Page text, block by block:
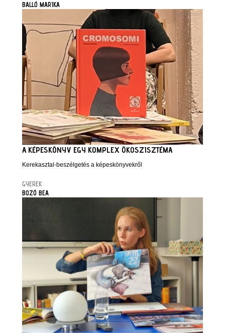
BALLÓ MARIKA
A KÉPESKÖNYV EGY KOMPLEX ÖKOSZISZTÉMA
Kerekasztal-beszélgetés a képeskönyvekről
GYEREK
BOZÓ BEA